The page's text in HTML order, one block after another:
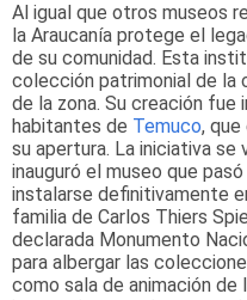
Al igual que otros museos
la Araucanía protege el
de su comunidad. Esta
colección patrimonial de la
de la zona. Su creación fue
habitantes de Temuco, que
su apertura. La iniciativa se
inauguró el museo que
instalarse definitivamente
familia de Carlos Thiers
declarada Monumento
para albergar las
como sala de animación de